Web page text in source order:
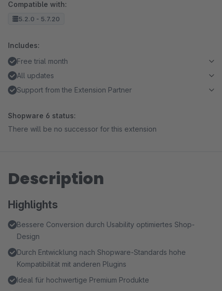
Compatible with:
5.2.0 - 5.7.20
Includes:
Free trial month
All updates
Support from the Extension Partner
Shopware 6 status:
There will be no successor for this extension
Description
Highlights
Bessere Conversion durch Usability optimiertes Shop-
Design
Durch Entwicklung nach Shopware-Standards hohe
Kompatibilität mit anderen Plugins
Ideal für hochwertige Premium Produkte